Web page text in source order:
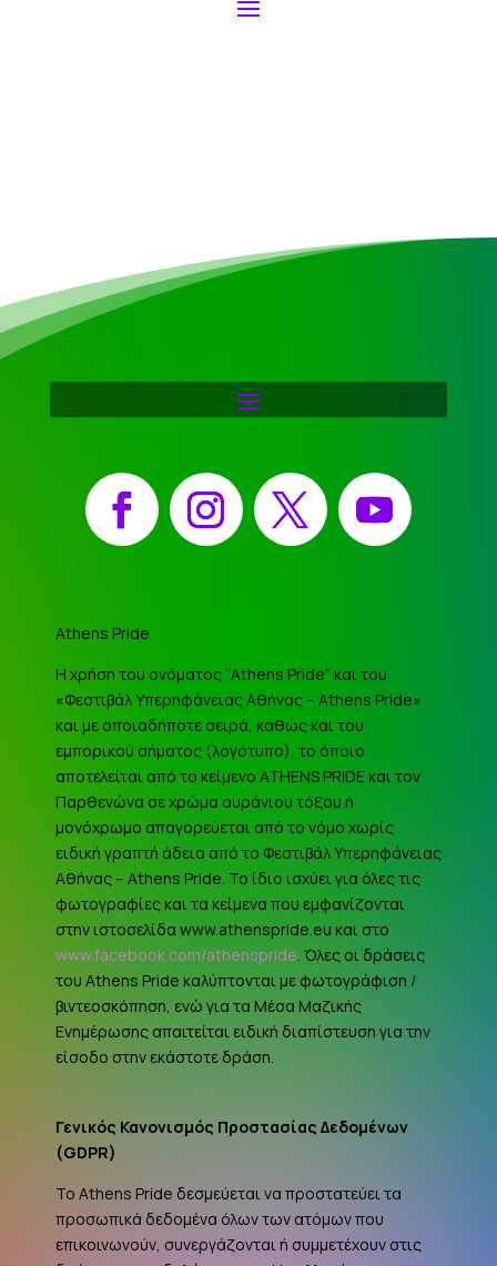
Facebook Instagram X YouTube
Athens Pride
Η χρήση του ονόματος “Athens Pride” και του
«Φεστιβάλ Υπερηφάνειας Αθήνας – Athens Pride»
και με οποιαδήποτε σειρά, καθώς και του
εμπορικού σήματος (λογότυπο), το όποιο
αποτελείται από το κείμενο ATHENS PRIDE και τον
Παρθενώνα σε χρώμα ουράνιου τόξου ή
μονόχρωμο απαγορεύεται από το νόμο χωρίς
ειδική γραπτή άδεια από το Φεστιβάλ Υπερηφάνειας
Αθήνας – Athens Pride. Το ίδιο ισχύει για όλες τις
φωτογραφίες και τα κείμενα που εμφανίζονται
στην ιστοσελίδα www.athenspride.eu και στο
www.facebook.com/athenspride. Όλες οι δράσεις
του Athens Pride καλύπτονται με φωτογράφιση /
βιντεοσκόπηση, ενώ για τα Μέσα Μαζικής
Ενημέρωσης απαιτείται ειδική διαπίστευση για την
είσοδο στην εκάστοτε δράση.
Γενικός Κανονισμός Προστασίας Δεδομένων
(GDPR)
Το Athens Pride δεσμεύεται να προστατεύει τα
προσωπικά δεδομένα όλων των ατόμων που
επικοινωνούν, συνεργάζονται ή συμμετέχουν στις